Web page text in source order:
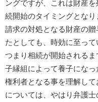
ングですが、これは財産
続開始のタイミングとな
請求の対処となる財産の
たとしても、時効に至って
つまり相続が開始される
子縁組によって養子にな
権利者となる事を理解し
については、やはり弁護